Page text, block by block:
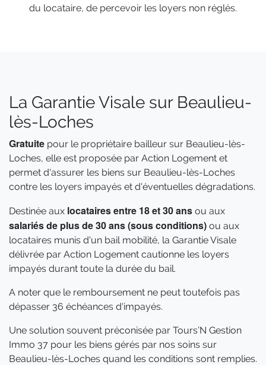
du locataire, de percevoir les loyers non réglés.
La Garantie Visale sur Beaulieu-
lès-Loches
Gratuite pour le propriétaire bailleur sur Beaulieu-lès-
Loches, elle est proposée par Action Logement et
permet d'assurer les biens sur Beaulieu-lès-Loches
contre les loyers impayés et d'éventuelles dégradations.
Destinée aux locataires entre 18 et 30 ans ou aux
salariés de plus de 30 ans (sous conditions) ou aux
locataires munis d'un bail mobilité, la Garantie Visale
délivrée par Action Logement cautionne les loyers
impayés durant toute la durée du bail.
A noter que le remboursement ne peut toutefois pas
dépasser 36 échéances d'impayés.
Une solution souvent préconisée par Tours’N Gestion
Immo 37 pour les biens gérés par nos soins sur
Beaulieu-lès-Loches quand les conditions sont remplies.